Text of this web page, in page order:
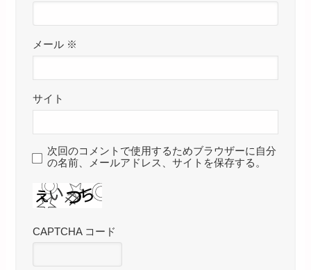
メール ※
サイト
次回のコメントで使用するためブラウザーに自分
の名前、メールアドレス、サイトを保存する。
CAPTCHA コード